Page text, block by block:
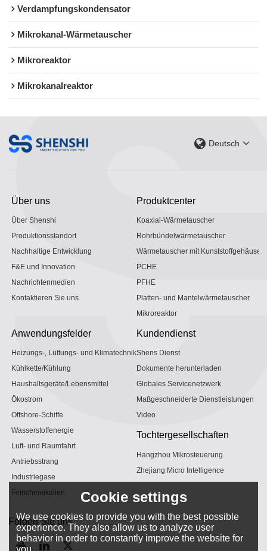
Verdampfungskondensator
Mikrokanal-Wärmetauscher
Mikroreaktor
Mikrokanalreaktor
Deutsch
Über uns
Über Shenshi
Produktionsstandort
Nachhaltige Entwicklung
F&E und Innovation
Nachrichtenmedien
Kontaktieren Sie uns
Produktcenter
Koaxial-Wärmetauscher
Rohrbündelwärmetauscher
Wärmetauscher mit Kunststoffgehäuse
PCHE
PFHE
Platten- und Mantelwärmetauscher
Mikroreaktor
Anwendungsfelder
Heizungs-, Lüftungs- und Klimatechnik
Kühlkette/Kühlung
Haushaltsgeräte/Lebensmittel
Ökostrom
Offshore-Schiffe
Wasserstoffenergie
Luft- und Raumfahrt
Antriebsstrang
Industriegase
Feinchemikalien
Kundendienst
Shens Dienst
Dokumente herunterladen
Globales Servicenetzwerk
Maßgeschneiderte Dienstleistungen
Video
Tochtergesellschaften
Hangzhou Mikrosteuerung
Zhejiang Micro Intelligence
Folgen Sie uns
Cookie settings
We use cookies to provide you with the best possible
experience. They also allow us to analyze user
behavior in order to constantly improve the website for
you.